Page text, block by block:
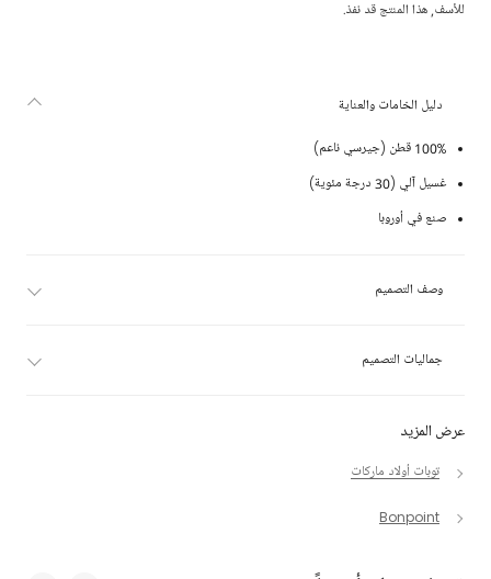
للأسف, هذا المنتج قد نفذ.
عرض المزيد
توبات أولاد ماركات
Bonpoint
دليل الخامات والعناية
100% قطن (جيرسي ناعم)
غسيل آلي (30 درجة مئوية)
صنع في أوروبا
وصف التصميم
جماليات التصميم